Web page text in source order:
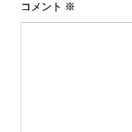
コメント ※